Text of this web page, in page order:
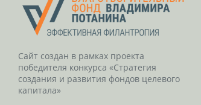
Сайт создан в рамках проекта
победителя конкурса «Стратегия
создания и развития фондов целевого
капитала»